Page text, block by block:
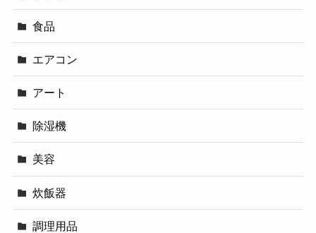
食品
エアコン
アート
除湿機
美容
炊飯器
調理用品